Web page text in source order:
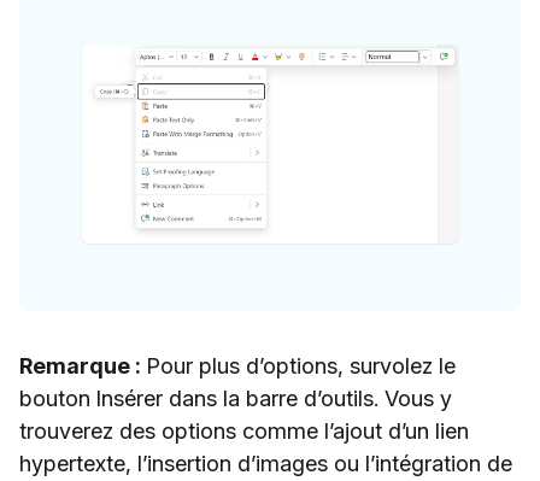
Remarque : Pour plus d’options, survolez le
bouton Insérer dans la barre d’outils. Vous y
trouverez des options comme l’ajout d’un lien
hypertexte, l’insertion d’images ou l’intégration de